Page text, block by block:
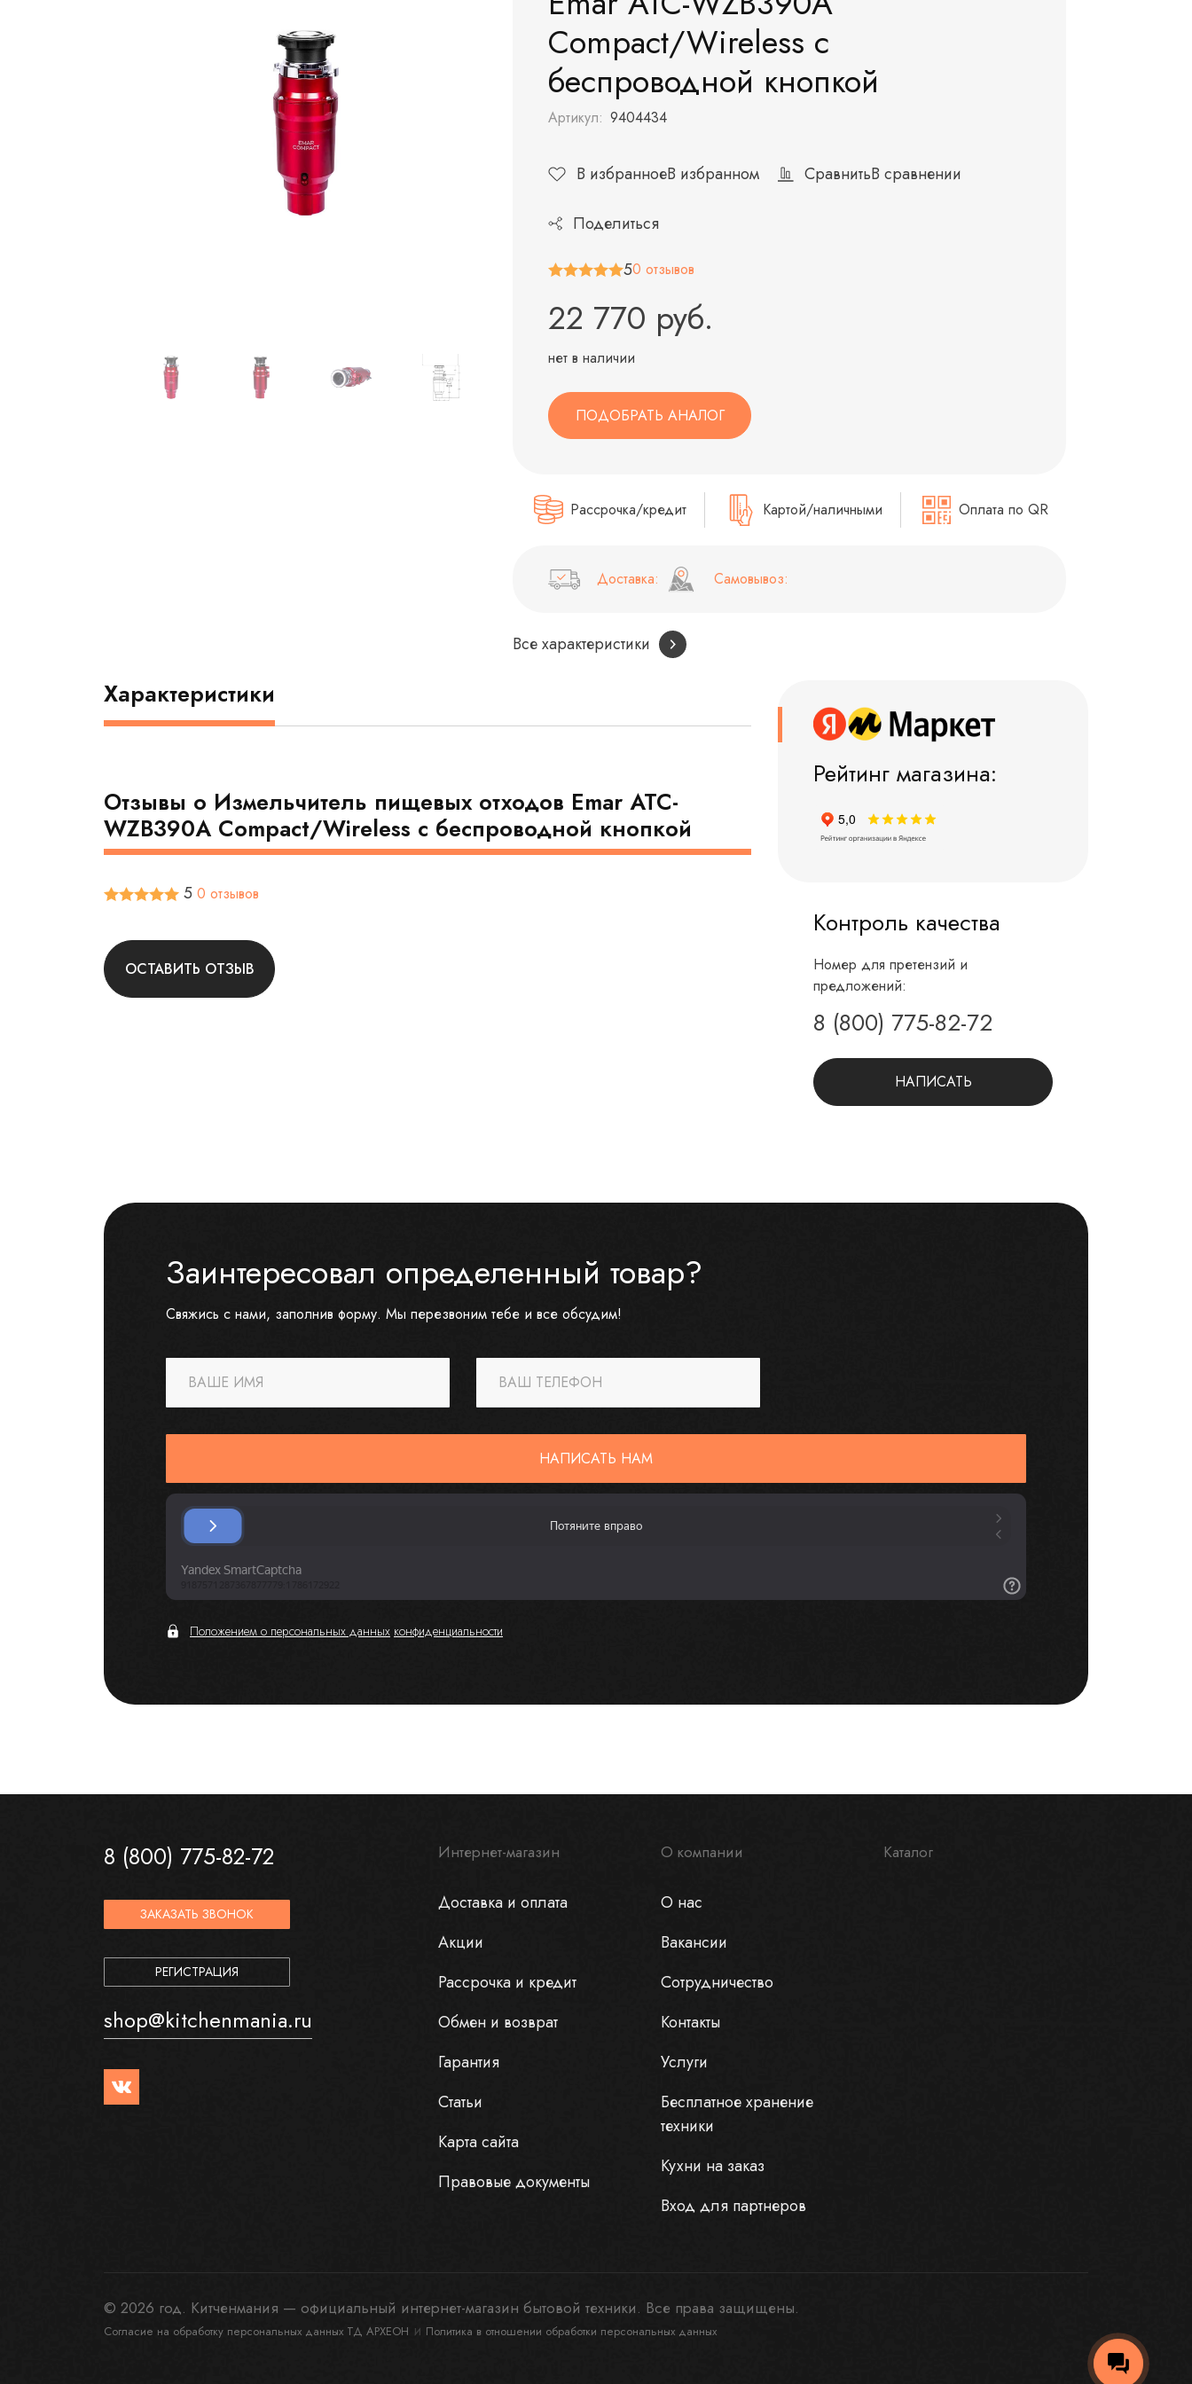
Compact/Wireless с
беспроводной кнопкой
Артикул: 9404434
В избранноеВ избранном СравнитьВ сравнении
Поделиться
50 отзывов
22 770 руб.
нет в наличии
ПОДОБРАТЬ АНАЛОГ
Рассрочка/кредит Картой/наличными Оплата по QR
Доставка: Самовывоз:
Все характеристики
Рейтинг магазина:
Контроль качества
Номер для претензий и
предложений:
8 (800) 775-82-72
НАПИСАТЬ
Характеристики
Отзывы о Измельчитель пищевых отходов Emar ATC-
WZB390A Compact/Wireless с беспроводной кнопкой
5 0 отзывов
ОСТАВИТЬ ОТЗЫВ
Заинтересовал определенный товар?
Свяжись с нами, заполнив форму. Мы перезвоним тебе и все обсудим!
ВАШЕ ИМЯ ВАШ ТЕЛЕФОН
НАПИСАТЬ НАМ
Положением о персональных данных конфиденциальности
8 (800) 775-82-72
ЗАКАЗАТЬ ЗВОНОК
РЕГИСТРАЦИЯ
shop@kitchenmania.ru
Интернет-магазин
Доставка и оплата
Акции
Рассрочка и кредит
Обмен и возврат
Гарантия
Статьи
Карта сайта
Правовые документы
О компании
О нас
Вакансии
Сотрудничество
Контакты
Услуги
Бесплатное хранение
техники
Кухни на заказ
Вход для партнеров
Каталог
© 2026 год. Китченмания — официальный интернет-магазин бытовой техники. Все права защищены.
Согласие на обработку персональных данных ТД АРХЕОН и Политика в отношении обработки персональных данных